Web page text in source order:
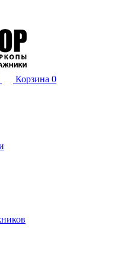
Корзина 0